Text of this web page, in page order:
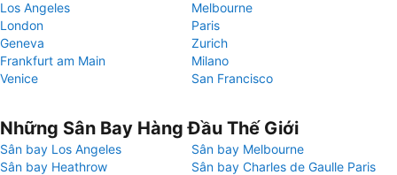
Los Angeles
Melbourne
London
Paris
Geneva
Zurich
Frankfurt am Main
Milano
Venice
San Francisco
Những Sân Bay Hàng Đầu Thế Giới
Sân bay Los Angeles
Sân bay Melbourne
Sân bay Heathrow
Sân bay Charles de Gaulle Paris